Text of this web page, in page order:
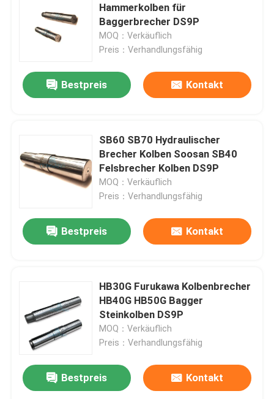
Hammerkolben für
Baggerbrecher DS9P
MOQ：Verkäuflich
Preis：Verhandlungsfähig
Bestpreis Kontakt
SB60 SB70 Hydraulischer
Brecher Kolben Soosan SB40
Felsbrecher Kolben DS9P
MOQ：Verkäuflich
Preis：Verhandlungsfähig
Bestpreis Kontakt
HB30G Furukawa Kolbenbrecher
HB40G HB50G Bagger
Steinkolben DS9P
MOQ：Verkäuflich
Preis：Verhandlungsfähig
Bestpreis Kontakt